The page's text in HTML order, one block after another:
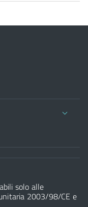
solo alle
2003/98/CE e